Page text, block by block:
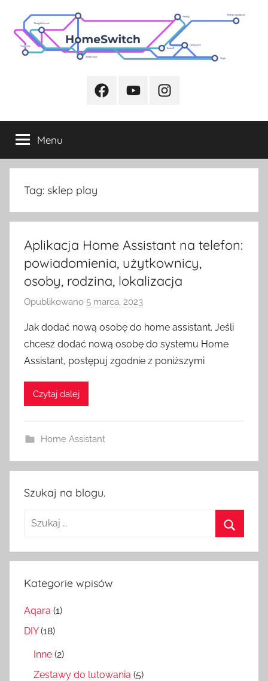
treści
FacebookYoutubeInstagram
Menu
Tag: sklep play
Aplikacja Home Assistant na telefon:
powiadomienia, użytkownicy,
osoby, rodzina, lokalizacja
Opublikowano 5 marca, 2023
z
e
z
i
Jak dodać nową osobę do home assistant. Jeśli
chcesz dodać nową osobę do systemu Home
Assistant, postępuj zgodnie z poniższymi
Czytaj dalej
Home Assistant
Szukaj na blogu.
Szukaj:
Kategorie wpisów
Aqara (1)
DIY(18)
Inne (2)
Zestawy do lutowania (5)